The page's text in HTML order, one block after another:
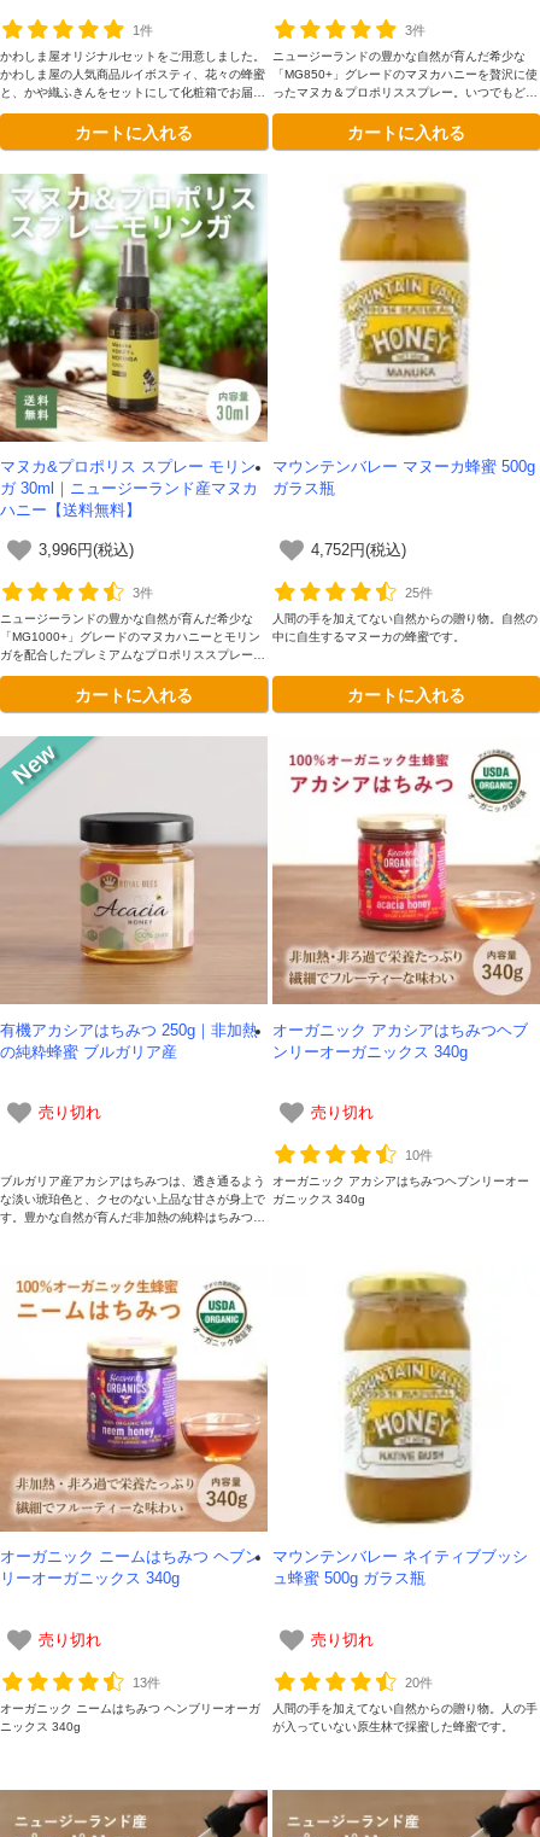
1件
かわしま屋オリジナルセットをご用意しました。
かわしま屋の人気商品ルイボスティ、花々の蜂蜜
と、かや織ふきんをセットにして化粧箱でお届け
カートに入れる
3件
ニュージーランドの豊かな自然が育んだ希少な
「MG850+」グレードのマヌカハニーを贅沢に使
ったマヌカ＆プロポリススプレー。いつでもどこ
カートに入れる
マヌカ&プロポリス スプレー モリン
ガ 30ml｜ニュージーランド産マヌカ
ハニー【送料無料】
3,996円(税込)
3件
ニュージーランドの豊かな自然が育んだ希少な
「MG1000+」グレードのマヌカハニーとモリン
ガを配合したプレミアムなプロポリススプレー。
カートに入れる
マウンテンバレー マヌーカ蜂蜜 500g
ガラス瓶
4,752円(税込)
25件
人間の手を加えてない自然からの贈り物。自然の
中に自生するマヌーカの蜂蜜です。
カートに入れる
有機アカシアはちみつ 250g｜非加熱
の純粋蜂蜜 ブルガリア産
売り切れ
ブルガリア産アカシアはちみつは、透き通るよう
な淡い琥珀色と、クセのない上品な甘さが身上で
す。豊かな自然が育んだ非加熱の純粋はちみつ
オーガニック アカシアはちみつヘブ
ンリーオーガニックス 340g
売り切れ
10件
オーガニック アカシアはちみつヘブンリーオー
ガニックス 340g
オーガニック ニームはちみつ ヘブン
リーオーガニックス 340g
売り切れ
13件
オーガニック ニームはちみつ ヘンブリーオーガ
ニックス 340g
マウンテンバレー ネイティブブッシ
ュ蜂蜜 500g ガラス瓶
売り切れ
20件
人間の手を加えてない自然からの贈り物。人の手
が入っていない原生林で採蜜した蜂蜜です。